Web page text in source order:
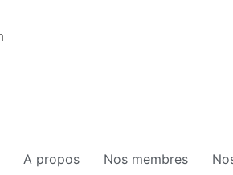
A propos Nos membres